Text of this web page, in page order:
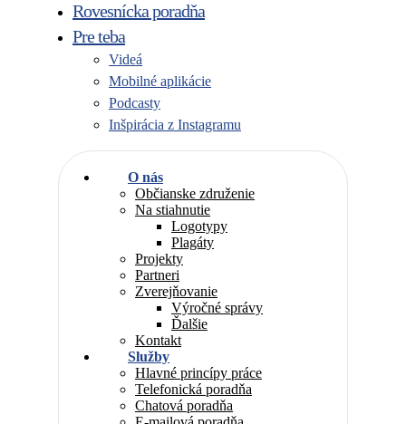
Rovesnícka poradňa
Pre teba
Videá
Mobilné aplikácie
Podcasty
Inšpirácia z Instagramu
O nás
Občianske združenie
Na stiahnutie
Logotypy
Plagáty
Projekty
Partneri
Zverejňovanie
Výročné správy
Ďalšie
Kontakt
Služby
Hlavné princípy práce
Telefonická poradňa
Chatová poradňa